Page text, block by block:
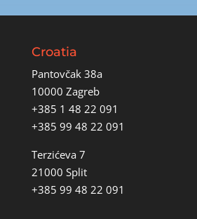
Croatia
Pantovčak 38a
10000 Zagreb
+385 1 48 22 091
+385 99 48 22 091
Terzićeva 7
21000 Split
+385 99 48 22 091